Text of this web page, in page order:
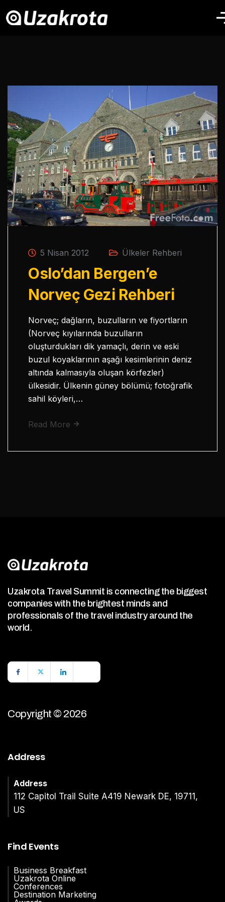
5 Nisan 2012 Ülkeler Rehberi
Oslo’dan Bergen’e
Norveç Gezi Rehberi
Norveç; dağların, buzulların ve fiyortların
(Norveç kıyılarında buzulların
oluşturdukları dik yamaçlı, derin ve eski
buzul koyaklarının aşağı kesimlerinin deniz
altında kalmasıyla oluşan körfezler)
ülkesidir. Ülkenin güney bölümü; fotoğrafik
sahil köyleri,…
Read More
Uzakrota Travel Summit is connecting the biggest
companies with the brightest minds and
professionals of the travel industry around the
world.
Copyright © 2026
Address
Address
112 Capitol Trail Suite A419 Newark DE, 19711,
US
Find Events
Business Breakfast
Uzakrota Online
Conferences
Destination Marketing